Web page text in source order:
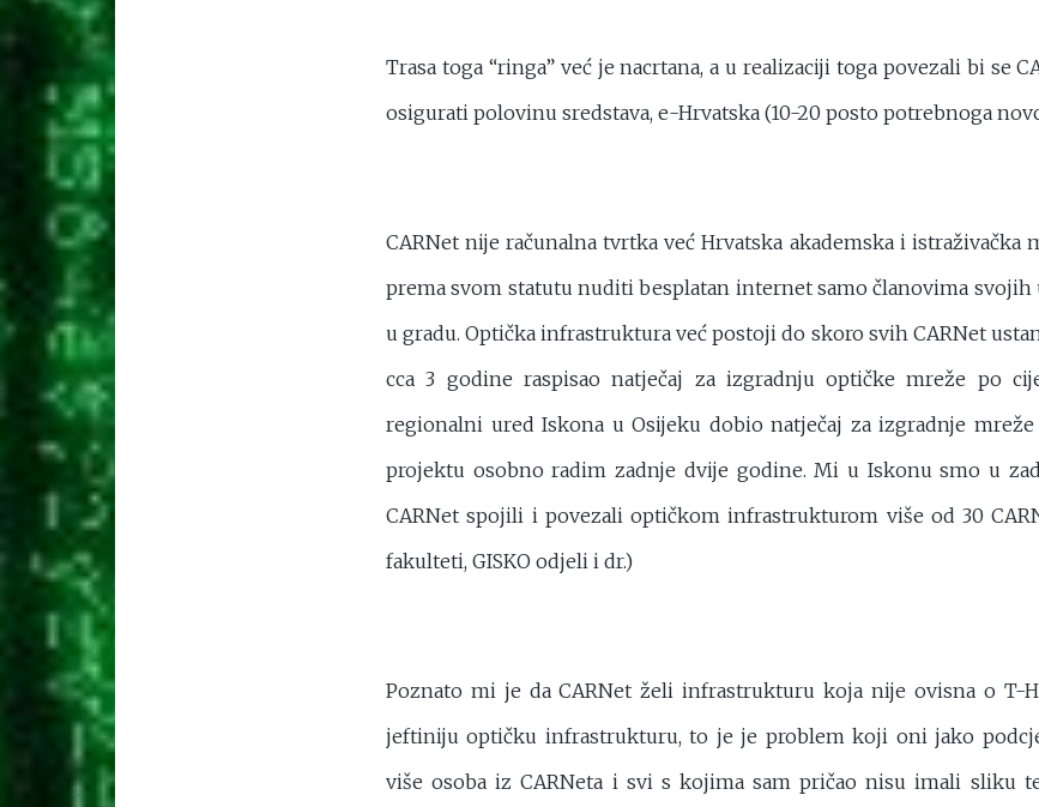
Trasa toga “ringa” već je nacrtana, a u realizaciji toga povezali bi se
osigurati polovinu sredstava, e-Hrvatska (10-20 posto potrebnoga
CARNet nije računalna tvrtka već Hrvatska akademska i istraživačka
prema svom statutu nuditi besplatan internet samo članovima svojih
u gradu. Optička infrastruktura već postoji do skoro svih CARNet
cca 3 godine raspisao natječaj za izgradnju optičke mreže po
regionalni ured Iskona u Osijeku dobio natječaj za izgradnje
projektu osobno radim zadnje dvije godine. Mi u Iskonu smo u
CARNet spojili i povezali optičkom infrastrukturom više od 30
fakulteti, GISKO odjeli i dr.)
Poznato mi je da CARNet želi infrastrukturu koja nije ovisna o T-
jeftiniju optičku infrastrukturu, to je je problem koji oni jako
više osoba iz CARNeta i svi s kojima sam pričao nisu imali sliku